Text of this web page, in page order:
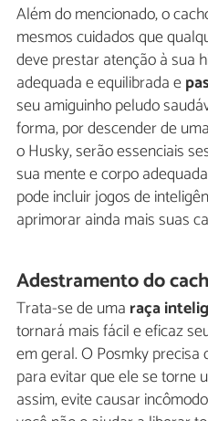
Além do mencionado, o
mesmos cuidados que
deve prestar atenção à sua
adequada e equilibrada e
seu amiguinho peludo
forma, por descender de
o Husky, serão essenciais
sua mente e corpo
pode incluir jogos de
aprimorar ainda mais suas
Adestramento do
Trata-se de uma raça
tornará mais fácil e eficaz
em geral. O Posmky precisa
para evitar que ele se torne
assim, evite causar